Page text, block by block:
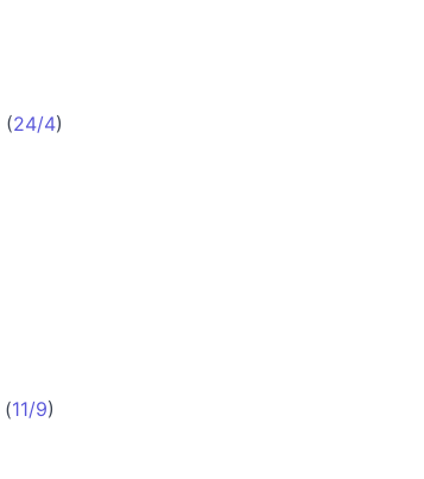
(24/4)
(11/9)